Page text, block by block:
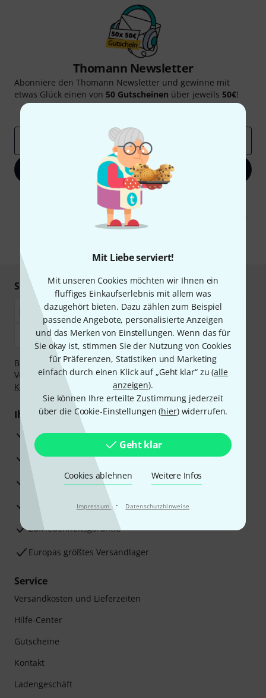
Mit Liebe serviert!
Mit unseren Cookies möchten wir Ihnen ein
fluffiges Einkaufserlebnis mit allem was
dazugehört bieten. Dazu zählen zum Beispiel
passende Angebote, personalisierte Anzeigen
und das Merken von Einstellungen. Wenn das für
Sie okay ist, stimmen Sie der Nutzung von Cookies
für Präferenzen, Statistiken und Marketing
einfach durch einen Klick auf „Geht klar“ zu (alle
anzeigen).
Sie können Ihre erteilte Zustimmung jederzeit
über die Cookie-Einstellungen (hier) widerrufen.
Geht klar
Cookies ablehnen Weitere Infos
Impressum · Datenschutzhinweise
Thomann Newsletter
Abonniere den Thomann Newsletter und gewinne mit
etwas Glück einen von 50 Gutscheinen über jeweils 50€!
Thomann Insights
Jetzt anmelden
Mit Klick auf „Jetzt anmelden“ stimmen Sie dem Erhalt von E-Mail-
Werbung und einer Messung des E-Mail-Nutzungsverhaltens zu. Die
Abmeldung ist jederzeit möglich. Weitere Informationen finden Sie in
unserenDatenschutzhinweisen
Sicher einkaufen & bezahlen
Bezahlen Sie vertraulich und sicher per Nachnahme,
Vorkasse, PayPal, Amazon Pay,Klarna Sofort bezahlen
Klarna Ratenzahlung
oder Kreditkarte.
Ihre Vorteile
3 Jahre Thomann Garantie
30 Tage Money-Back-Garantie
Reparaturservice
Beratung durch Fachexperten
Zufriedenheitsgarantie
Europas größtes Versandlager
Service
Versandkosten und Lieferzeiten
Hilfe-Center
Gutscheine
Kontakt
Ladengeschäft